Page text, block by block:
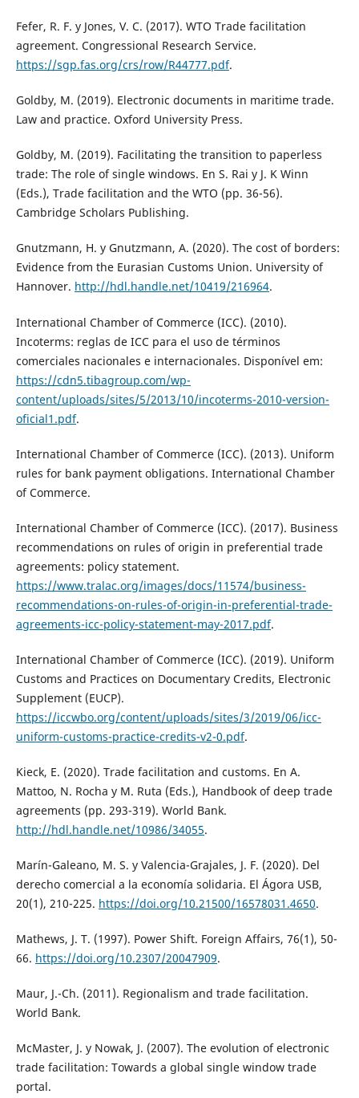
Fefer, R. F. y Jones, V. C. (2017). WTO Trade facilitation
agreement. Congressional Research Service.
https://sgp.fas.org/crs/row/R44777.pdf.
Goldby, M. (2019). Electronic documents in maritime trade.
Law and practice. Oxford University Press.
Goldby, M. (2019). Facilitating the transition to paperless
trade: The role of single windows. En S. Rai y J. K Winn
(Eds.), Trade facilitation and the WTO (pp. 36-56).
Cambridge Scholars Publishing.
Gnutzmann, H. y Gnutzmann, A. (2020). The cost of borders:
Evidence from the Eurasian Customs Union. University of
Hannover. http://hdl.handle.net/10419/216964.
International Chamber of Commerce (ICC). (2010).
Incoterms: reglas de ICC para el uso de términos
comerciales nacionales e internacionales. Disponível em:
https://cdn5.tibagroup.com/wp-
content/uploads/sites/5/2013/10/incoterms-2010-version-
oficial1.pdf.
International Chamber of Commerce (ICC). (2013). Uniform
rules for bank payment obligations. International Chamber
of Commerce.
International Chamber of Commerce (ICC). (2017). Business
recommendations on rules of origin in preferential trade
agreements: policy statement.
https://www.tralac.org/images/docs/11574/business-
recommendations-on-rules-of-origin-in-preferential-trade-
agreements-icc-policy-statement-may-2017.pdf.
International Chamber of Commerce (ICC). (2019). Uniform
Customs and Practices on Documentary Credits, Electronic
Supplement (EUCP).
https://iccwbo.org/content/uploads/sites/3/2019/06/icc-
uniform-customs-practice-credits-v2-0.pdf.
Kieck, E. (2020). Trade facilitation and customs. En A.
Mattoo, N. Rocha y M. Ruta (Eds.), Handbook of deep trade
agreements (pp. 293-319). World Bank.
http://hdl.handle.net/10986/34055.
Marín-Galeano, M. S. y Valencia-Grajales, J. F. (2020). Del
derecho comercial a la economía solidaria. El Ágora USB,
20(1), 210-225. https://doi.org/10.21500/16578031.4650.
Mathews, J. T. (1997). Power Shift. Foreign Affairs, 76(1), 50-
66. https://doi.org/10.2307/20047909.
Maur, J.-Ch. (2011). Regionalism and trade facilitation.
World Bank.
McMaster, J. y Nowak, J. (2007). The evolution of electronic
trade facilitation: Towards a global single window trade
portal.